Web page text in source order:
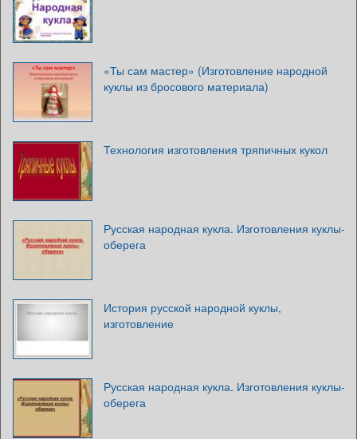
«Ты сам мастер» (Изготовление народной
куклы из бросового материала)
Технология изготовления тряпичных кукол
Русская народная кукла. Изготовления куклы-
оберега
История русской народной куклы,
изготовление
Русская народная кукла. Изготовления куклы-
оберега